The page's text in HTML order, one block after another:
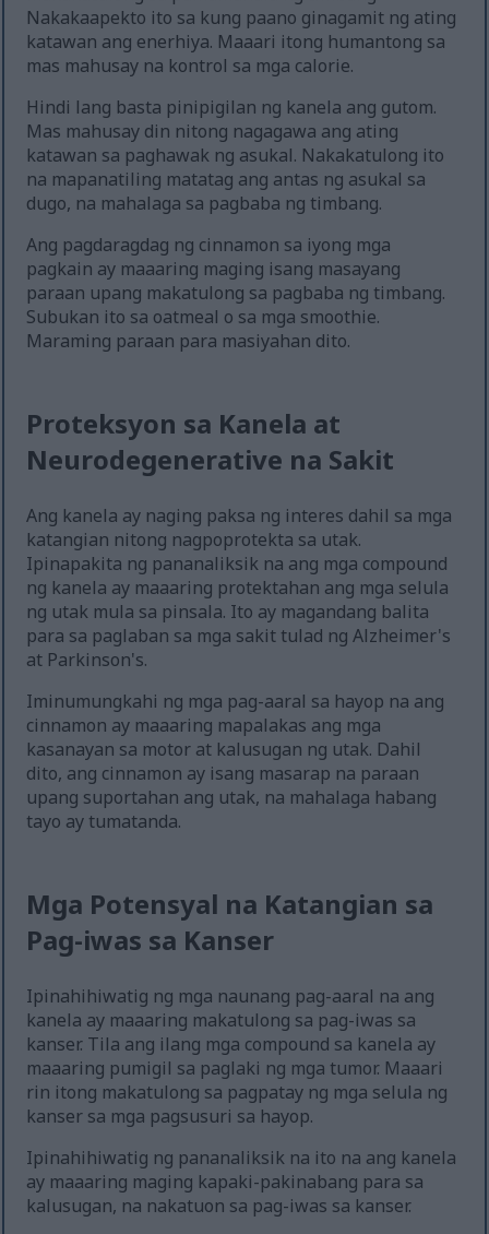
Nakakaapekto ito sa kung paano ginagamit ng ating
katawan ang enerhiya. Maaari itong humantong sa
mas mahusay na kontrol sa mga calorie.
Hindi lang basta pinipigilan ng kanela ang gutom.
Mas mahusay din nitong nagagawa ang ating
katawan sa paghawak ng asukal. Nakakatulong ito
na mapanatiling matatag ang antas ng asukal sa
dugo, na mahalaga sa pagbaba ng timbang.
Ang pagdaragdag ng cinnamon sa iyong mga
pagkain ay maaaring maging isang masayang
paraan upang makatulong sa pagbaba ng timbang.
Subukan ito sa oatmeal o sa mga smoothie.
Maraming paraan para masiyahan dito.
Proteksyon sa Kanela at
Neurodegenerative na Sakit
Ang kanela ay naging paksa ng interes dahil sa mga
katangian nitong nagpoprotekta sa utak.
Ipinapakita ng pananaliksik na ang mga compound
ng kanela ay maaaring protektahan ang mga selula
ng utak mula sa pinsala. Ito ay magandang balita
para sa paglaban sa mga sakit tulad ng Alzheimer's
at Parkinson's.
Iminumungkahi ng mga pag-aaral sa hayop na ang
cinnamon ay maaaring mapalakas ang mga
kasanayan sa motor at kalusugan ng utak. Dahil
dito, ang cinnamon ay isang masarap na paraan
upang suportahan ang utak, na mahalaga habang
tayo ay tumatanda.
Mga Potensyal na Katangian sa
Pag-iwas sa Kanser
Ipinahihiwatig ng mga naunang pag-aaral na ang
kanela ay maaaring makatulong sa pag-iwas sa
kanser. Tila ang ilang mga compound sa kanela ay
maaaring pumigil sa paglaki ng mga tumor. Maaari
rin itong makatulong sa pagpatay ng mga selula ng
kanser sa mga pagsusuri sa hayop.
Ipinahihiwatig ng pananaliksik na ito na ang kanela
ay maaaring maging kapaki-pakinabang para sa
kalusugan, na nakatuon sa pag-iwas sa kanser.